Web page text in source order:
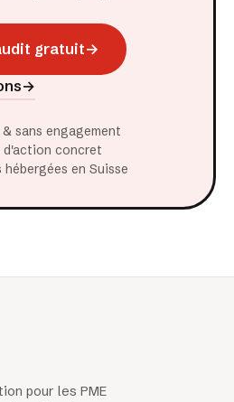
gratuit→
→
sans engagement
d'action concret
hébergées en Suisse
pour les PME